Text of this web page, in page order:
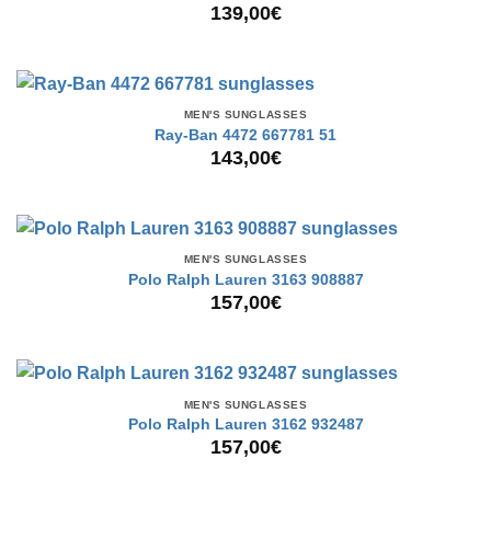
139,00€
MEN'S SUNGLASSES
Ray-Ban 4472 667781 51
143,00€
MEN'S SUNGLASSES
Polo Ralph Lauren 3163 908887
157,00€
MEN'S SUNGLASSES
Polo Ralph Lauren 3162 932487
157,00€